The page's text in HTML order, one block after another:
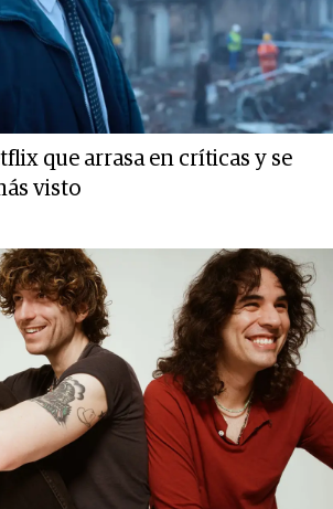
que arrasa en críticas y se
visto